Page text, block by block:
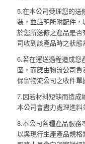
5.在本公司受理您的送
裝，並註明所附配件
於您所送修之產品是
司收到該產品時之狀態
6.若在運送過程造成您
圍，而應由物流公司
保留物流公司之收件單
7.因若材料短缺而造成
本公司會盡力處理進料
8.本公司各種產品服務
以與現行生產產品規